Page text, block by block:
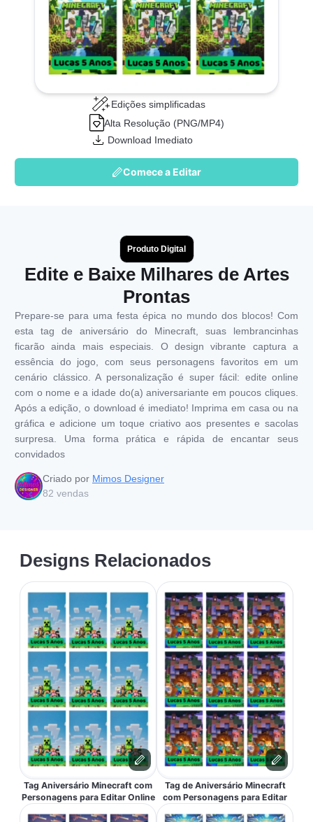
Edições simplificadas
Alta Resolução (PNG/MP4)
Download Imediato
Comece a Editar
Produto Digital
Edite e Baixe Milhares de Artes
Prontas
Prepare-se para uma festa épica no mundo dos blocos! Com
esta tag de aniversário do Minecraft, suas lembrancinhas
ficarão ainda mais especiais. O design vibrante captura a
essência do jogo, com seus personagens favoritos em um
cenário clássico. A personalização é super fácil: edite online
com o nome e a idade do(a) aniversariante em poucos cliques.
Após a edição, o download é imediato! Imprima em casa ou na
gráfica e adicione um toque criativo aos presentes e sacolas
surpresa. Uma forma prática e rápida de encantar seus
convidados
Criado por Mimos Designer
82 vendas
Designs Relacionados
Tag Aniversário Minecraft com
Personagens para Editar Online
Tag de Aniversário Minecraft
com Personagens para Editar